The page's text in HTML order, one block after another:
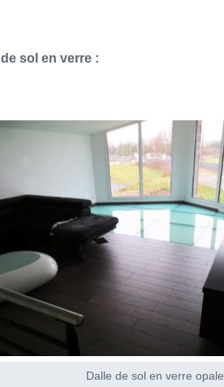
sol en verre :
Dalle de sol en verre opale